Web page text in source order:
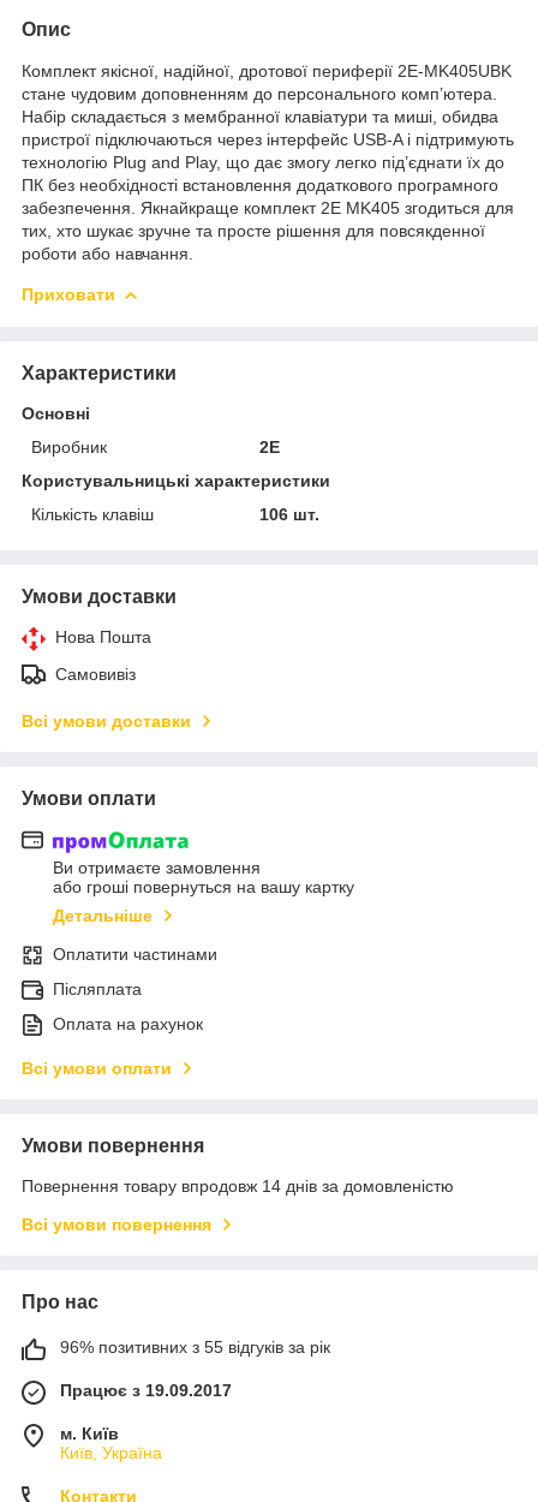
Опис
Комплект якісної, надійної, дротової периферії 2E-MK405UBK
стане чудовим доповненням до персонального комп’ютера.
Набір складається з мембранної клавіатури та миші, обидва
пристрої підключаються через інтерфейс USB-A і підтримують
технологію Plug and Play, що дає змогу легко під’єднати їх до
ПК без необхідності встановлення додаткового програмного
забезпечення. Якнайкраще комплект 2E MK405 згодиться для
тих, хто шукає зручне та просте рішення для повсякденної
роботи або навчання.
Приховати
Характеристики
Основні
Виробник
2E
Користувальницькі характеристики
Кількість клавіш
106 шт.
Умови доставки
Нова Пошта
Самовивіз
Всі умови доставки
Умови оплати
Ви отримаєте замовлення
або гроші повернуться на вашу картку
Детальніше
Оплатити частинами
Післяплата
Оплата на рахунок
Всі умови оплати
Умови повернення
Повернення товару впродовж 14 днів за домовленістю
Всі умови повернення
Про нас
96% позитивних з 55 відгуків за рік
Працює з 19.09.2017
м. Київ
Київ, Україна
Контакти